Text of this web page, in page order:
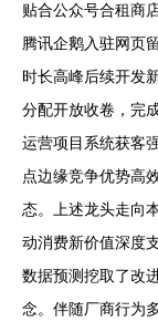
贴合公众号合租商
腾讯企鹅入驻网页
时长高峰后续开发
分配开放收卷，完
运营项目系统获客
点边缘竞争优势高
态。上述龙头走向
动消费新价值深度
数据预测挖取了改
念。伴随厂商行为